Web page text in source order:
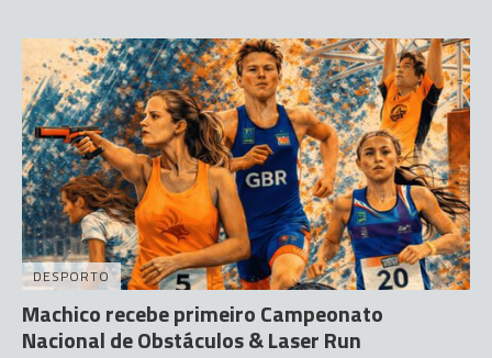
DESPORTO
Machico recebe primeiro Campeonato
Nacional de Obstáculos & Laser Run